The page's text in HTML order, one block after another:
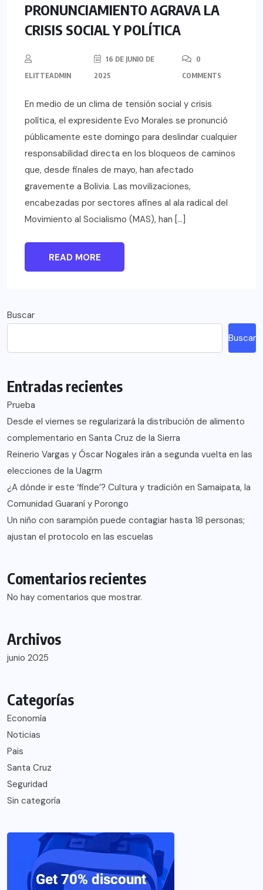
PRONUNCIAMIENTO AGRAVA LA
CRISIS SOCIAL Y POLÍTICA
ELITTEADMIN
16 DE JUNIO DE
2025
0
COMMENTS
En medio de un clima de tensión social y crisis
política, el expresidente Evo Morales se pronunció
públicamente este domingo para deslindar cualquier
responsabilidad directa en los bloqueos de caminos
que, desde finales de mayo, han afectado
gravemente a Bolivia. Las movilizaciones,
encabezadas por sectores afines al ala radical del
Movimiento al Socialismo (MAS), han […]
READ MORE
Buscar
Buscar
Entradas recientes
Prueba
Desde el viernes se regularizará la distribución de alimento
complementario en Santa Cruz de la Sierra
Reinerio Vargas y Óscar Nogales irán a segunda vuelta en las
elecciones de la Uagrm
¿A dónde ir este ‘finde’? Cultura y tradición en Samaipata, la
Comunidad Guaraní y Porongo
Un niño con sarampión puede contagiar hasta 18 personas;
ajustan el protocolo en las escuelas
Comentarios recientes
No hay comentarios que mostrar.
Archivos
junio 2025
Categorías
Economía
Noticias
Pais
Santa Cruz
Seguridad
Sin categoría